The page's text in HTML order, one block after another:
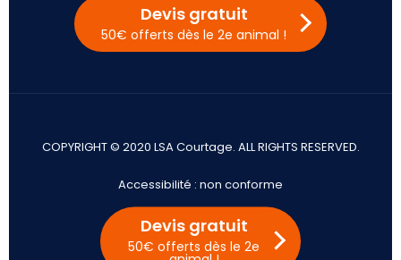
Devis gratuit
50€ offerts dès le 2e animal !
Devis gratuit
50€ offerts dès le 2e
COPYRIGHT © 2020 LSA Courtage. ALL RIGHTS RESERVED.
Accessibilité : non conforme
Mentions légales
Préférences cookies